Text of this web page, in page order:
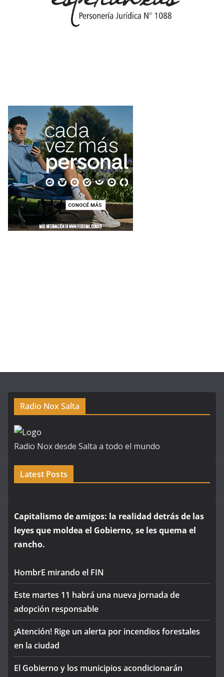
Radio Nox Salta
Radio Nox desde Salta a todo el mundo
Latest Posts
Capitalismo de amigos: la realidad detrás de las
leyes que moldea el Gobierno, se les quema el
rancho.
HombrE mirando el FIN
Este martes 11 habrá una nueva jornada de
adopción responsable
¡Atención! Rige un alerta por incendios forestales
en la ciudad
El Gobierno y los municipios acondicionarán